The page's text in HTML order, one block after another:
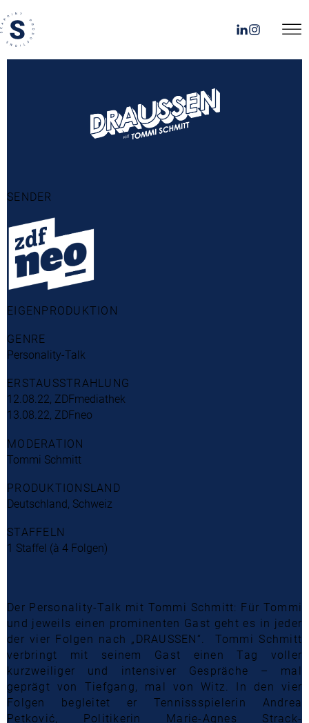
SENDER
EIGENPRODUKTION
GENRE
Personality-Talk
ERSTAUSSTRAHLUNG
12.08.22, ZDFmediathek
13.08.22, ZDFneo
MODERATION
Tommi Schmitt
PRODUKTIONSLAND
Deutschland, Schweiz
STAFFELN
1 Staffel (à 4 Folgen)
Der Personality-Talk mit Tommi Schmitt: Für Tommi
und jeweils einen prominenten Gast geht es in jeder
der vier Folgen nach „DRAUSSEN“. Tommi Schmitt
verbringt mit seinem Gast einen Tag voller
kurzweiliger und intensiver Gespräche – mal
geprägt von Tiefgang, mal von Witz. In den vier
Folgen begleitet er Tennissspielerin Andrea
Petković, Politikerin Marie-Agnes Strack-